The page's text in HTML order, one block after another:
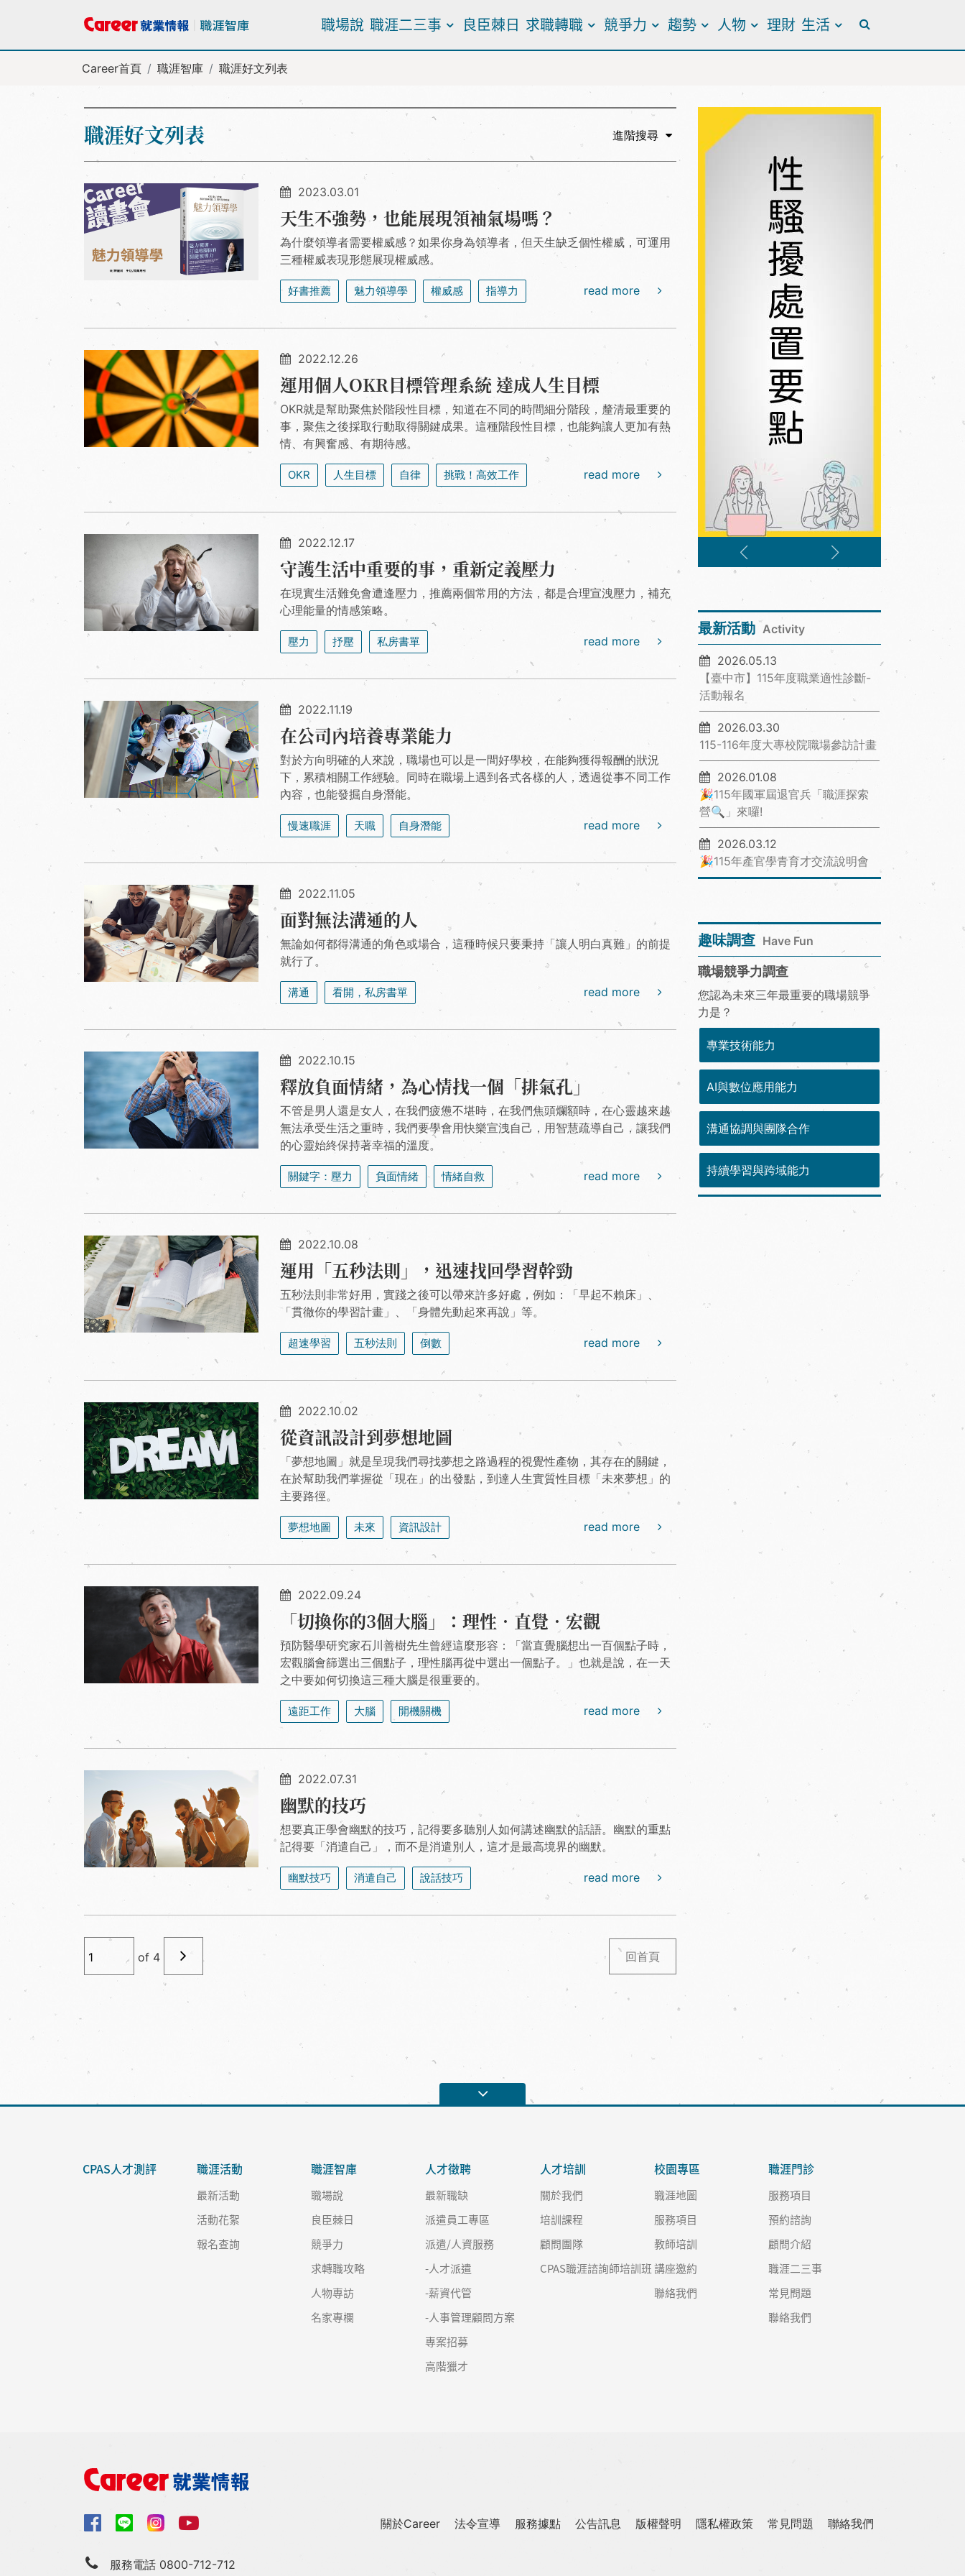
職場說 職涯二三事 良臣棘日 求職轉職 競爭力 趨勢 人物 理財 生活
全站搜尋
Career首頁 職涯智庫 職涯好文列表
職涯好文列表 進階搜尋
2023.03.01
天生不強勢，也能展現領袖氣場嗎？
為什麼領導者需要權威感？如果你身為領導者，但天生缺乏個性權威，可運用
三種權威表現形態展現權威感。
好書推薦 魅力領導學 權威感 指導力 read more
2022.12.26
運用個人OKR目標管理系統 達成人生目標
OKR就是幫助聚焦於階段性目標，知道在不同的時間細分階段，釐清最重要的
事，聚焦之後採取行動取得關鍵成果。這種階段性目標，也能夠讓人更加有熱
情、有興奮感、有期待感。
OKR 人生目標 自律 挑戰！高效工作 read more
2022.12.17
守護生活中重要的事，重新定義壓力
在現實生活難免會遭逢壓力，推薦兩個常用的方法，都是合理宣洩壓力，補充
心理能量的情感策略。
壓力 抒壓 私房書單 read more
2022.11.19
在公司內培養專業能力
對於方向明確的人來說，職場也可以是一間好學校，在能夠獲得報酬的狀況
下，累積相關工作經驗。同時在職場上遇到各式各樣的人，透過從事不同工作
內容，也能發掘自身潛能。
慢速職涯 天職 自身潛能 read more
2022.11.05
面對無法溝通的人
無論如何都得溝通的角色或場合，這種時候只要秉持「讓人明白真難」的前提
就行了。
溝通 看開，私房書單 read more
2022.10.15
釋放負面情緒，為心情找一個「排氣孔」
不管是男人還是女人，在我們疲憊不堪時，在我們焦頭爛額時，在心靈越來越
無法承受生活之重時，我們要學會用快樂宣洩自己，用智慧疏導自己，讓我們
的心靈始終保持著幸福的溫度。
關鍵字：壓力 負面情緒 情緒自救 read more
2022.10.08
運用「五秒法則」，迅速找回學習幹勁
五秒法則非常好用，實踐之後可以帶來許多好處，例如：「早起不賴床」、
「貫徹你的學習計畫」、「身體先動起來再說」等。
超速學習 五秒法則 倒數 read more
2022.10.02
從資訊設計到夢想地圖
「夢想地圖」就是呈現我們尋找夢想之路過程的視覺性產物，其存在的關鍵，
在於幫助我們掌握從「現在」的出發點，到達人生實質性目標「未來夢想」的
主要路徑。
夢想地圖 未來 資訊設計 read more
2022.09.24
「切換你的3個大腦」：理性．直覺．宏觀
預防醫學研究家石川善樹先生曾經這麼形容：「當直覺腦想出一百個點子時，
宏觀腦會篩選出三個點子，理性腦再從中選出一個點子。」也就是說，在一天
之中要如何切換這三種大腦是很重要的。
遠距工作 大腦 開機關機 read more
2022.07.31
幽默的技巧
想要真正學會幽默的技巧，記得要多聽別人如何講述幽默的話語。幽默的重點
記得要「消遣自己」，而不是消遣別人，這才是最高境界的幽默。
幽默技巧 消遣自己 說話技巧 read more
of 4 回首頁
最新活動 Activity
2026.05.13
【臺中市】115年度職業適性診斷-
活動報名
2026.03.30
115-116年度大專校院職場參訪計畫
2026.01.08
🎉115年國軍屆退官兵「職涯探索
營🔍」來囉!
2026.03.12
🎉115年產官學青育才交流說明會
趣味調查 Have Fun
職場競爭力調查
您認為未來三年最重要的職場競爭
力是？
專業技術能力
AI與數位應用能力
溝通協調與團隊合作
持續學習與跨域能力
CPAS人才測評 職涯活動
最新活動
活動花絮
報名查詢
職涯智庫
職場說
良臣棘日
競爭力
求轉職攻略
人物專訪
名家專欄
人才徵聘
最新職缺
派遣員工專區
派遣/人資服務
-人才派遣
-薪資代管
-人事管理顧問方案
專案招募
高階獵才
人才培訓
關於我們
培訓課程
顧問團隊
CPAS職涯諮詢師培訓班
校園專區
職涯地圖
服務項目
教師培訓
講座邀約
聯絡我們
職涯門診
服務項目
預約諮詢
顧問介紹
職涯二三事
常見問題
聯絡我們
服務電話 0800-712-712
關於Career 法令宣導 服務據點 公告訊息 版權聲明 隱私權政策 常見問題 聯絡我們